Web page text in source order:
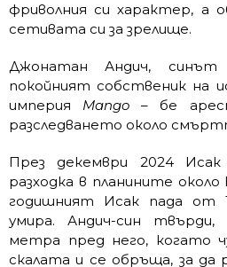
фриволния си характер, а
сетивата си за зрелище.
Джонатан Андич,
покойният собственик на
империя Mango– бе
разследването около
През декември 2024
разходка в планините около
годишният Исак пада от
умира. Андич-син
метра пред него, когато
скалата и се обръща, за да